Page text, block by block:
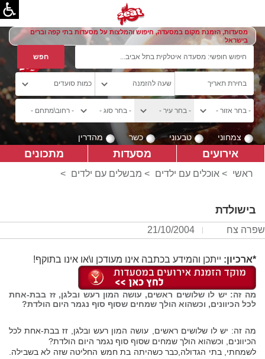
מסעדות, הזמנת מקום במסעדה, חיפוש והמלצות על מסעדות בתי קפה וברים
בישראל
צמחוני טבעוני כשר מהדרין
אירועים מסעדות מתכונים
ראשי > אוכלים עם ילדים > מבשלים עם ילדים >
בישולדת
שפרה צח 21/10/2004
*ארכיון: ייתכן והמידע בכתבה אינו מעודכן ו\או אינו בתוקף!
מה זה: יש לו שלושים ראשים, עושה המון רעש ובלגן, זז בבת-אחת
לכל הכיוונים, וכשהוא הולך שמחים שסוף סוף נגמר היום הולדת?
מה זה: יש לו שלושים ראשים, עושה המון רעש ובלגן, זז בבת-אחת לכל
הכיוונים, וכשהוא הולך שמחים שסוף סוף נגמר היום הולדת?
לשמחתי, בתי הגדולה,כבר כשהיתה בת חמש החליטה שזה לא בשבילה.